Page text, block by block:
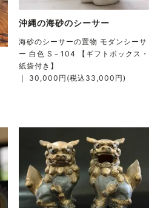
沖縄の海砂のシーサー
海砂のシーサーの置物 モダンシーサ
ー 白色 S－104 【ギフトボックス・
紙袋付き】
｜ 30,000円(税込33,000円)